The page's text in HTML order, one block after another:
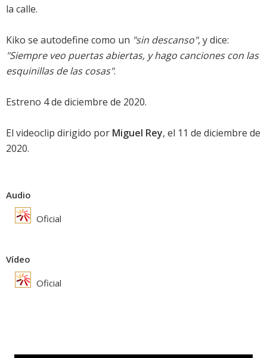
la calle.
Kiko se autodefine como un "sin descanso", y dice:
"Siempre veo puertas abiertas, y hago canciones con las
esquinillas de las cosas".
Estreno 4 de diciembre de 2020.
El videoclip dirigido por Miguel Rey, el 11 de diciembre de
2020.
Audio
Oficial
Vídeo
Oficial